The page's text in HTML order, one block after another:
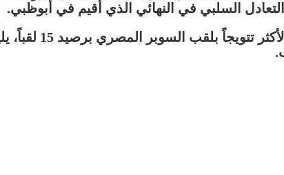
السلبي في النهائي الذي أقيم في أبوظبي.
يعتبر الأهلي النادي الأكثر تتويجاً بلقب السوبر